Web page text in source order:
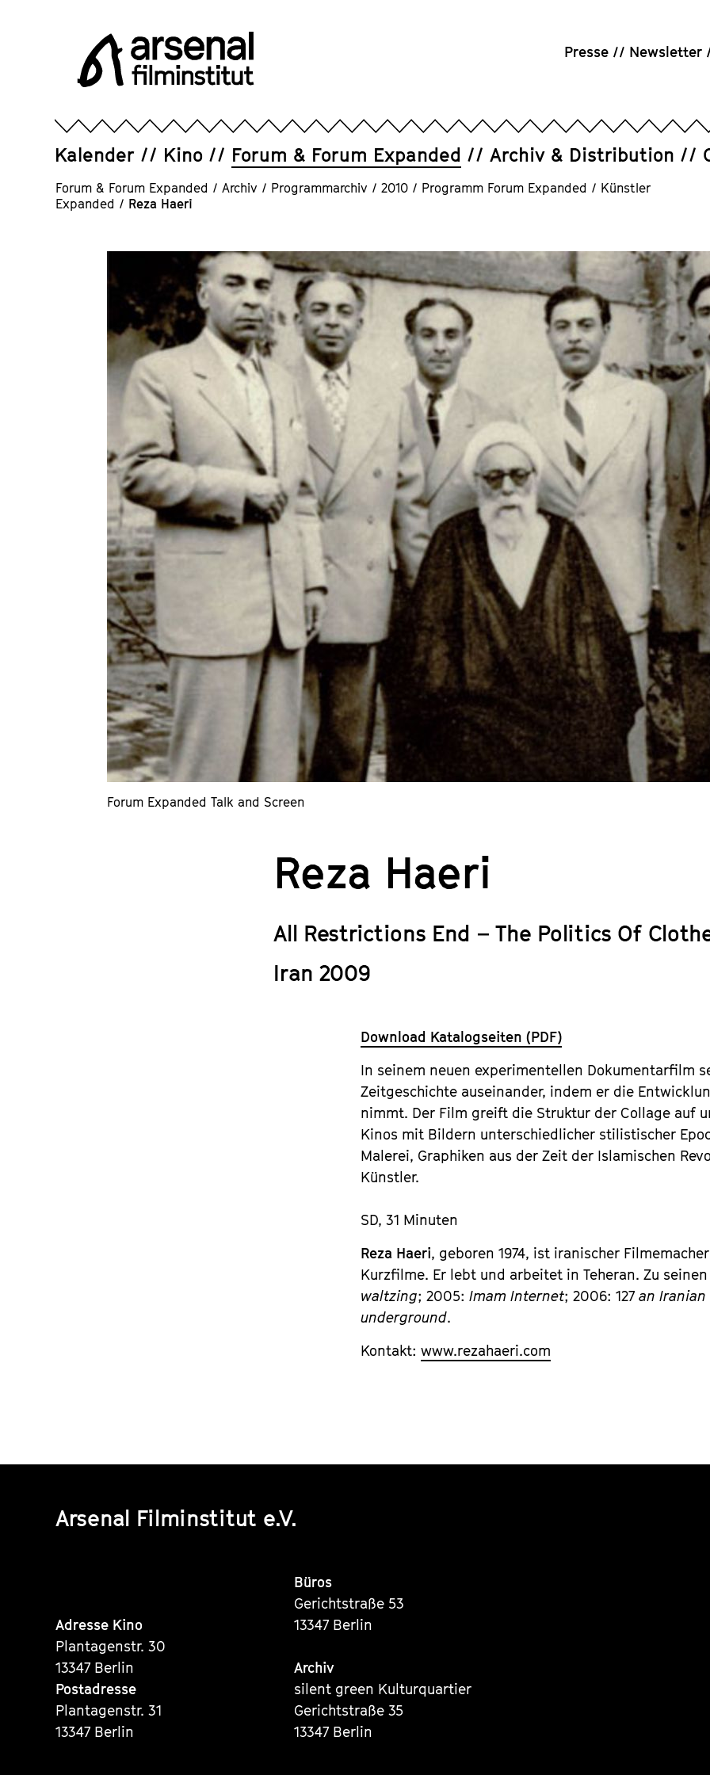
Filminstitut
Presse Newsletter
Kalender Kino Forum & Forum Expanded Archiv & Distribution
Forum & Forum Expanded / Archiv / Programmarchiv / 2010 / Programm Forum Expanded / Künstler
Expanded / Reza Haeri
Forum Expanded Talk and Screen
Reza Haeri
All Restrictions End – The Politics Of
Iran 2009
Download Katalogseiten (PDF)
In seinem neuen experimentellen Dokumentarfilm
Zeitgeschichte auseinander, indem er die
nimmt. Der Film greift die Struktur der Collage auf
Kinos mit Bildern unterschiedlicher stilistischer
Malerei, Graphiken aus der Zeit der Islamischen
Künstler.
SD, 31 Minuten
Reza Haeri, geboren 1974, ist iranischer
Kurzfilme. Er lebt und arbeitet in Teheran. Zu
waltzing; 2005:Imam Internet; 2006: 127an Iranian
underground.
Kontakt:www.rezahaeri.com
Arsenal Filminstitut e.V.
Adresse Kino
Plantagenstr. 30
13347 Berlin
Postadresse
Plantagenstr. 31
13347 Berlin
Büros
Gerichtstraße 53
13347 Berlin
Archiv
silent green Kulturquartier
Gerichtstraße 35
13347 Berlin